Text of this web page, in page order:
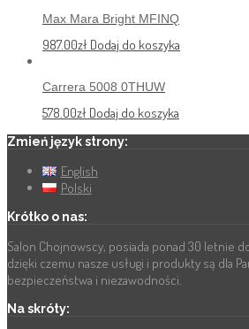
Max Mara Bright MFINQ
987.00zł Dodaj do koszyka
Carrera 5008 0THUW
578.00zł Dodaj do koszyka
Zmień język strony:
English
Polski
Krótko o nas:
Salon Chojnowscy, posiada ponad 30 letnie
dzięki czemu nasze usługi i produkty są dla
bezpieczeństwa i niezawodności.
Na skróty: